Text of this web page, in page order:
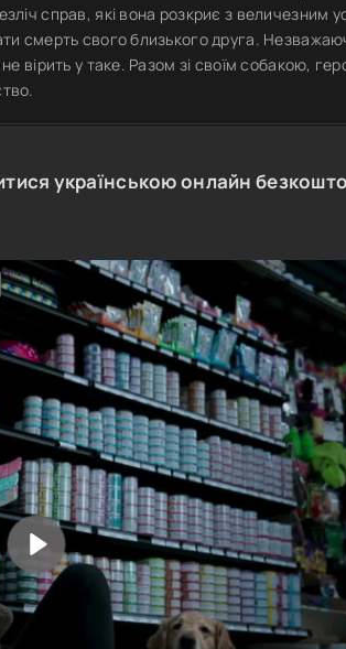
справ, які вона розкриє з величезним
смерть свого близького друга.
вірить у таке. Разом зі своїм собакою,
українською онлайн